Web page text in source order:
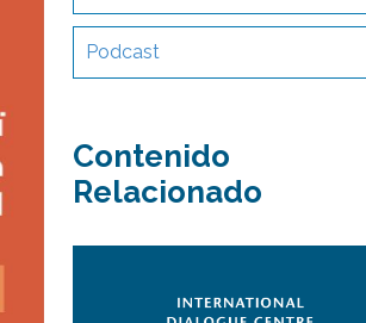
Podcast
Contenido
Relacionado